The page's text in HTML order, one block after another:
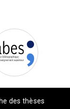
des thèses